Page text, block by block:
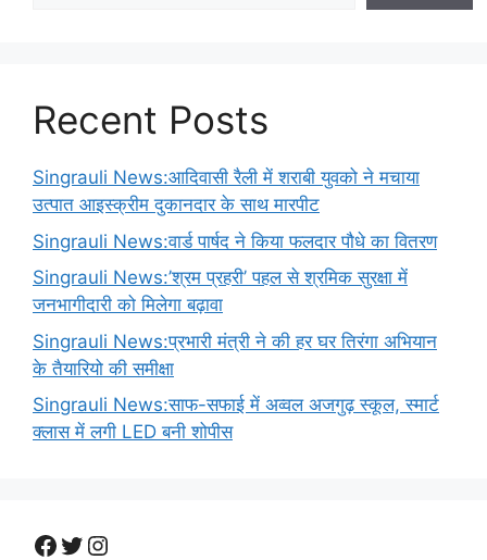
Recent Posts
Singrauli News:आदिवासी रैली में शराबी युवको ने मचाया
उत्पात आइस्क्रीम दुकानदार के साथ मारपीट
Singrauli News:वार्ड पार्षद ने किया फलदार पौधे का वितरण
Singrauli News:’श्रम प्रहरी’ पहल से श्रमिक सुरक्षा में
जनभागीदारी को मिलेगा बढ़ावा
Singrauli News:प्रभारी मंत्री ने की हर घर तिरंगा अभियान
के तैयारियो की समीक्षा
Singrauli News:साफ-सफाई में अव्वल अजगुढ़ स्कूल, स्मार्ट
क्लास में लगी LED बनी शोपीस
Facebook
Twitter
Instagram